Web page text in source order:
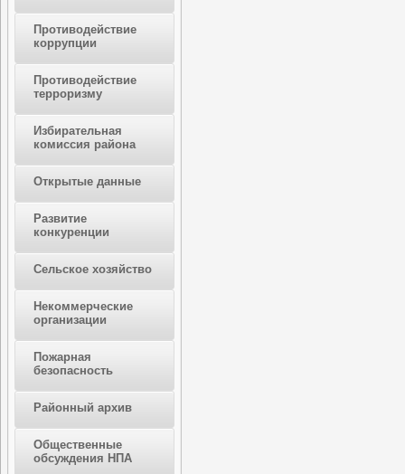
Противодействие
коррупции
Противодействие
терроризму
Избирательная
комиссия района
Открытые данные
Развитие
конкуренции
Сельское хозяйство
Некоммерческие
организации
Пожарная
безопасность
Районный архив
Общественные
обсуждения НПА